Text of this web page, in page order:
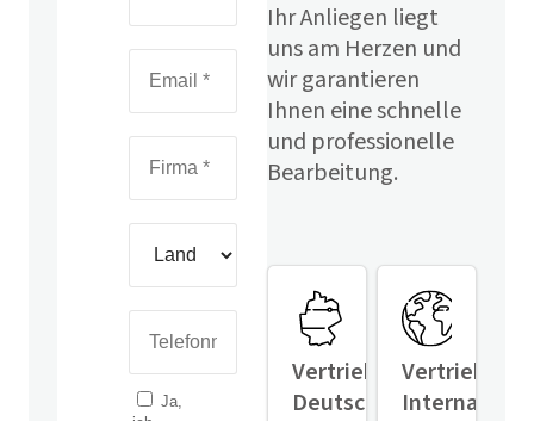
Ihr Anliegen liegt
uns am Herzen und
wir garantieren
Ihnen eine schnelle
und professionelle
Bearbeitung.
Vertrieb
Deutschland
Vertrieb